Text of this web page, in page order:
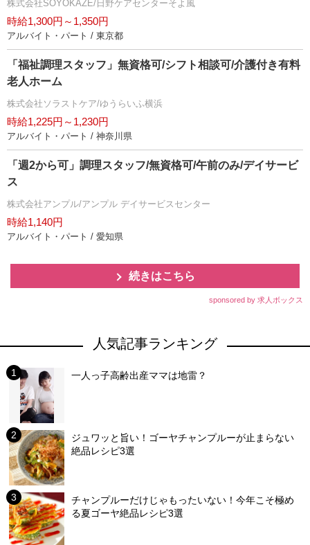
株式会社SOYOKAZE/日野ケアセンターそよ風
時給1,300円～1,350円
アルバイト・パート / 東京都
「福祉調理スタッフ」無資格可/シフト相談可/介護付き有料
老人ホーム
株式会社ソラストケア/ゆうらいふ横浜
時給1,225円～1,230円
アルバイト・パート / 神奈川県
「週2から可」調理スタッフ/無資格可/午前のみ/デイサービ
ス
株式会社アンプル/アンプル デイサービスセンター
時給1,140円
アルバイト・パート / 愛知県
続きはこちら
sponsored by 求人ボックス
人気記事ランキング
一人っ子高齢出産ママは地雷？
ジュワッと旨い！ゴーヤチャンプルーが止まらない
絶品レシピ3選
チャンプルーだけじゃもったいない！今年こそ極め
る夏ゴーヤ絶品レシピ3選